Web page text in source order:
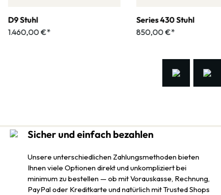
D9 Stuhl
1.460,00 €*
Series 430 Stuhl
850,00 €*
Sicher und einfach bezahlen
Unsere unterschiedlichen Zahlungsmethoden bieten
Ihnen viele Optionen direkt und unkompliziert bei
minimum zu bestellen — ob mit Vorauskasse, Rechnung,
PayPal oder Kreditkarte und natürlich mit Trusted Shops